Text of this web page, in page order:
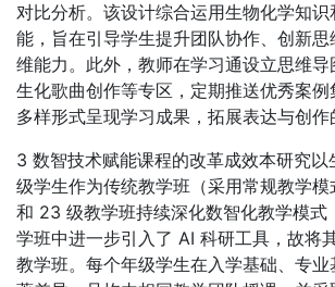
对比分析。该设计综合运用生物化学知
能，旨在引导学生提升团队协作、创新
维能力。此外，教师在学习通设立思维
生化歌曲创作等专区，定期推送优秀案
多样形式呈现学习成果，拓展表达与创作
3 数智技术赋能课程的改革成效本研究以
级学生作为传统教学班（采用常规教学
和 23 级教学班持续深化数智化教学模式
学班中进一步引入了 AI 科研工具，故将
教学班。每个年级学生在入学基础、专业